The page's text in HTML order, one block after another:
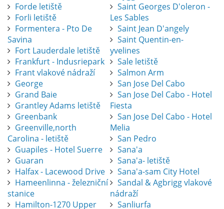
Forde letiště
Forli letiště
Formentera - Pto De
Savina
Fort Lauderdale letiště
Frankfurt - Indusriepark
Frant vlakové nádraží
George
Grand Baie
Grantley Adams letiště
Greenbank
Greenville,north
Carolina - letiště
Guapiles - Hotel Suerre
Guaran
Halfax - Lacewood Drive
Hameenlinna - železniční
stanice
Hamilton-1270 Upper
Saint Georges D'oleron -
Les Sables
Saint Jean D'angely
Saint Quentin-en-
yvelines
Sale letiště
Salmon Arm
San Jose Del Cabo
San Jose Del Cabo - Hotel
Fiesta
San Jose Del Cabo - Hotel
Melia
San Pedro
Sana'a
Sana'a- letiště
Sana'a-sam City Hotel
Sandal & Agbrigg vlakové
nádraží
Sanliurfa